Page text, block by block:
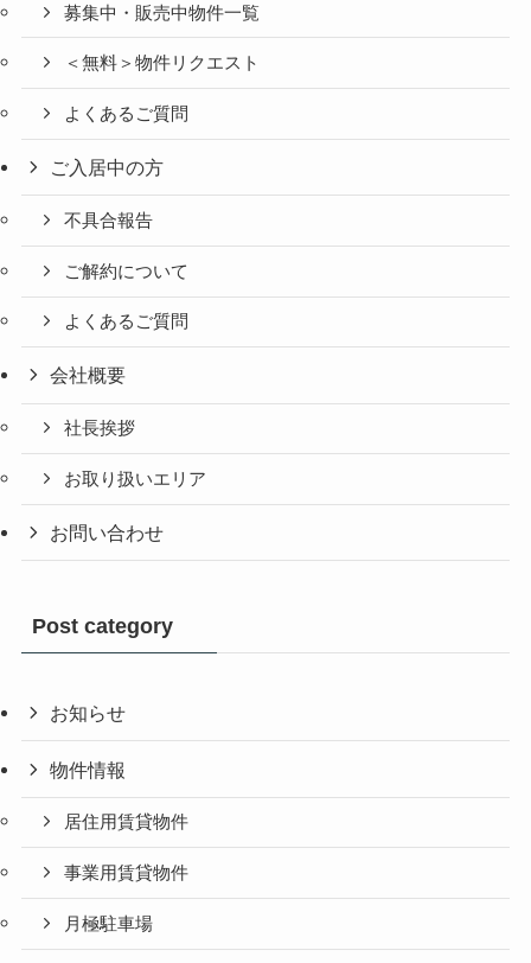
募集中・販売中物件一覧
＜無料＞物件リクエスト
よくあるご質問
ご入居中の方
不具合報告
ご解約について
よくあるご質問
会社概要
社長挨拶
お取り扱いエリア
お問い合わせ
Post category
お知らせ
物件情報
居住用賃貸物件
事業用賃貸物件
月極駐車場